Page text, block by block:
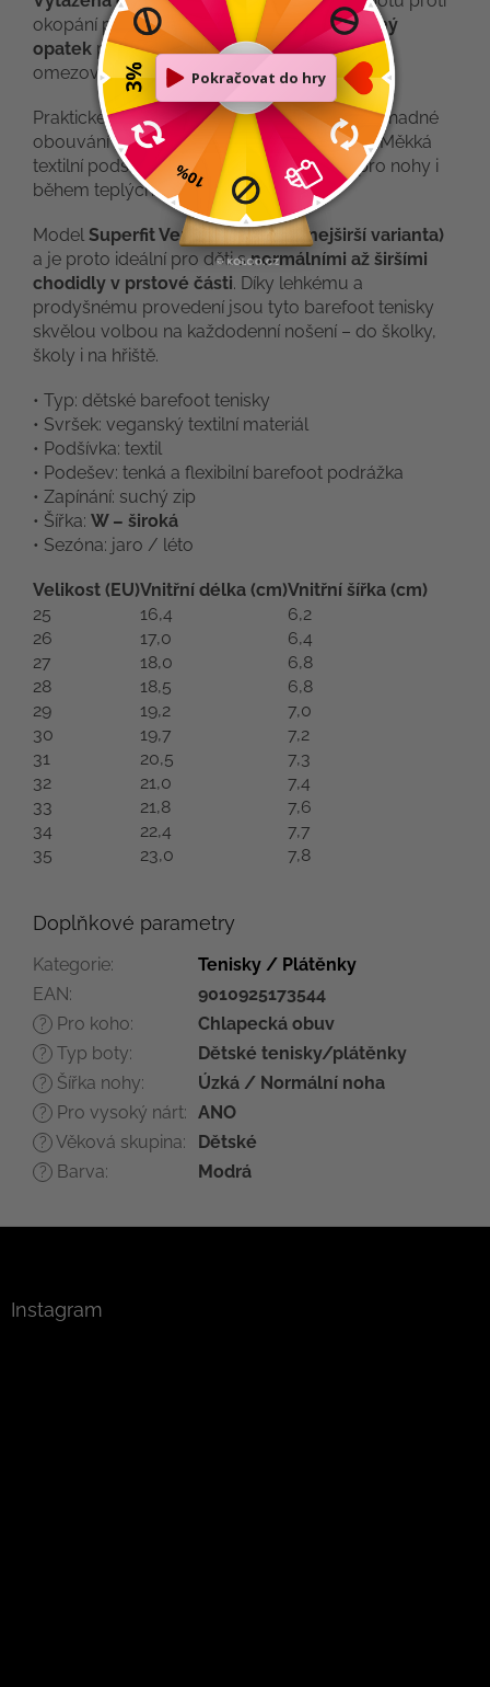
okopání při dětských hrách.Lehce zpevněný
opatek poskytuje stabilitu při chůzi, aniž by
omezoval přirozený pohyb chodidla.
Praktickézapínání na suchý zipumožňuje snadné
obouvání a dobré přizpůsobení boty noze. Měkká
textilní podšívka zajišťuje příjemné klima pro nohy i
během teplých dní.
Model Superfit Venti má šířkuW (nejširší varianta)
a je proto ideální pro děti snormálními až širšími
chodidly v prstové části. Díky lehkému a
prodyšnému provedení jsou tyto barefoot tenisky
skvělou volbou na každodenní nošení – do školky,
školy i na hřiště.
• Typ: dětské barefoot tenisky
• Svršek: veganský textilní materiál
• Podšívka: textil
• Podešev: tenká a flexibilní barefoot podrážka
• Zapínání: suchý zip
• Šířka: W – široká
• Sezóna: jaro / léto
Velikost (EU)Vnitřní délka (cm)Vnitřní šířka (cm)
25
16,4
6,2
26
17,0
6,4
27
18,0
6,8
28
18,5
6,8
29
19,2
7,0
30
19,7
7,2
31
20,5
7,3
32
21,0
7,4
33
21,8
7,6
34
22,4
7,7
35
23,0 7,8
Doplňkové parametry
Kategorie:
Tenisky / Plátěnky
EAN: 9010925173544
? Pro koho: Chlapecká obuv
? Typ boty: Dětské tenisky/plátěnky
? Šířka nohy: Úzká / Normální noha
? Pro vysoký nárt: ANO
? Věková skupina: Dětské
? Barva: Modrá
Instagram